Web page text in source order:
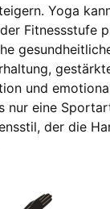
Yoga
Fitnessstufe
und
nur eine
der die